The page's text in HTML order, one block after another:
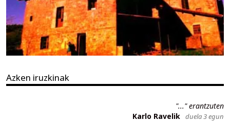
Azken iruzkinak
"..." erantzuten
Karlo Ravelik duela 3 egun